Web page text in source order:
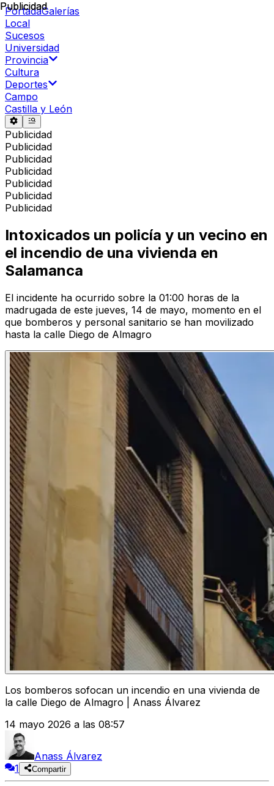
PortadaGalerías
Local
Sucesos
Universidad
Provincia
Cultura
Deportes
Campo
Castilla y León
Publicidad
Publicidad
Publicidad
Publicidad
Publicidad
Publicidad
Publicidad
Publicidad
Intoxicados un policía y un vecino en
el incendio de una vivienda en
Salamanca
El incidente ha ocurrido sobre la 01:00 horas de la
madrugada de este jueves, 14 de mayo, momento en el
que bomberos y personal sanitario se han movilizado
hasta la calle Diego de Almagro
Los bomberos sofocan un incendio en una vivienda de
la calle Diego de Almagro | Anass Álvarez
14 mayo 2026 a las 08:57
Anass Álvarez
1
Compartir
Publicidad